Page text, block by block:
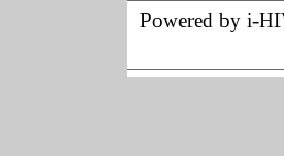
Powered by i-